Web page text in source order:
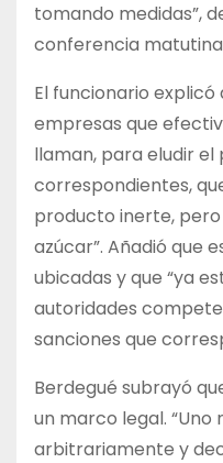
tomando medidas”,
conferencia
El funcionario explicó
empresas que
llaman, para eludir el
correspondientes,
producto inerte,
azúcar”. Añadió que
ubicadas y que “ya
autoridades
sanciones que
Berdegué subrayó
un marco legal. “Uno
arbitrariamente y